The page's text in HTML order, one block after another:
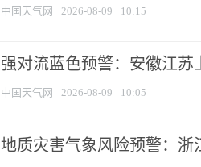
中国天气网 2026-08-09 10:15
强对流蓝色预警：安徽江苏
中国天气网 2026-08-09 10:05
地质灾害气象风险预警：浙